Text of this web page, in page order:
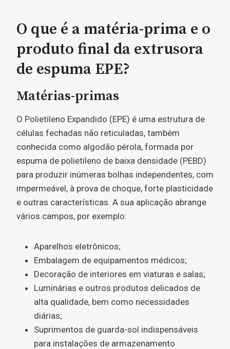
O que é a matéria-prima e o
produto final da extrusora
de espuma EPE?
Matérias-primas
O Polietileno Expandido (EPE) é uma estrutura de
células fechadas não reticuladas, também
conhecida como algodão pérola, formada por
espuma de polietileno de baixa densidade (PEBD)
para produzir inúmeras bolhas independentes, com
impermeável, à prova de choque, forte plasticidade
e outras características. A sua aplicação abrange
vários campos, por exemplo:
Aparelhos eletrônicos;
Embalagem de equipamentos médicos;
Decoração de interiores em viaturas e salas;
Luminárias e outros produtos delicados de
alta qualidade, bem como necessidades
diárias;
Suprimentos de guarda-sol indispensáveis ​​
para instalações de armazenamento